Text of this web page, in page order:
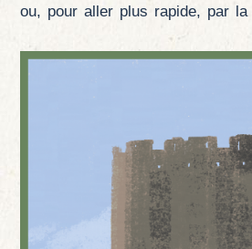
ou, pour aller plus rapide, par la